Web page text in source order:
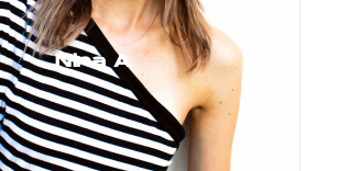
Nina A